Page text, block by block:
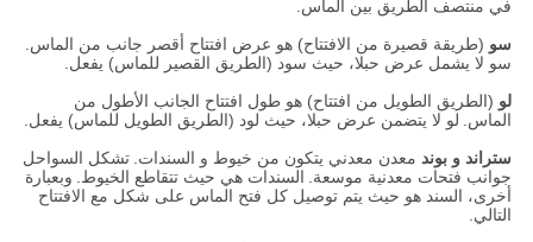
في منتصف الطريق بين الماس.
سو (طريقة قصيرة من الافتتاح) هو عرض افتتاح أقصر جانب من الماس.
سو لا يشمل عرض حبلا، حيث سود (الطريق القصير للماس) يفعل.
لو (الطريق الطويل من افتتاح) هو طول افتتاح الجانب الأطول من
الماس. لو لا يتضمن عرض حبلا، حيث لود (الطريق الطويل للماس) يفعل.
ستراند و بوند معدن معدني يتكون من خيوط و السندات. تشكل السواحل
جوانب فتحات معدنية موسعة. السندات هي حيث تتقاطع الخيوط. وبعبارة
أخرى، السند هو حيث يتم توصيل كل فتح الماس على شكل مع الافتتاح
التالي.